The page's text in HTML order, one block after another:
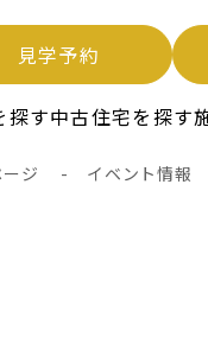
見学予約
探す中古住宅を探す
ジ - イベント情報